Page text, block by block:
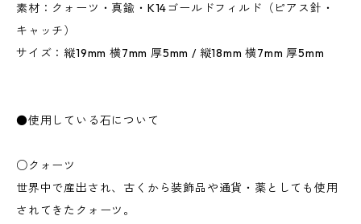
素材：クォーツ・真鍮・K14ゴールドフィルド（ピアス針・
キャッチ）
サイズ：縦19mm 横7mm 厚5mm / 縦18mm 横7mm 厚5mm
●使用している石について
○クォーツ
世界中で産出され、古くから装飾品や通貨・薬としても使用
されてきたクォーツ。